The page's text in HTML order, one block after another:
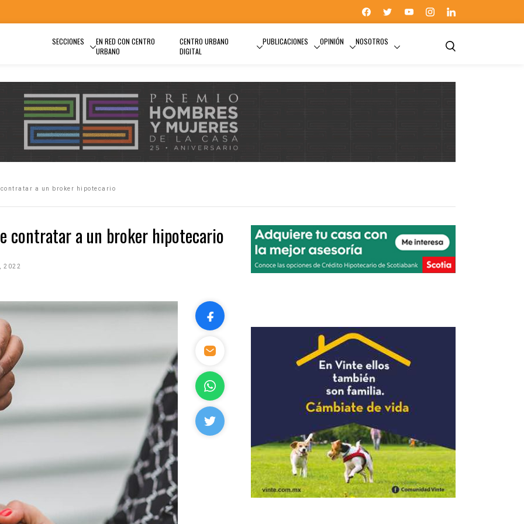
SECCIONES
EN RED CON CENTRO
URBANO
CENTRO URBANO
DIGITAL
PUBLICACIONES OPINIÓN NOSOTROS
a un broker hipotecario
contratar a un broker hipotecario
2022